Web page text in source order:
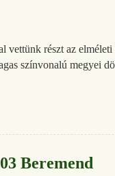
részt az elméleti
színvonalú megyei
Beremend